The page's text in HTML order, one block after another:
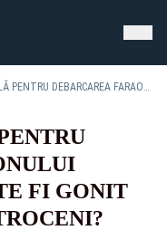
ȘEDINȚĂ CRUCIALĂ PENTRU DEBARCAREA FARAONULUI ILEGITIM. CUM POATE FI GONIT IOHANNIS DE LA COTROCENI?
FI GONIT